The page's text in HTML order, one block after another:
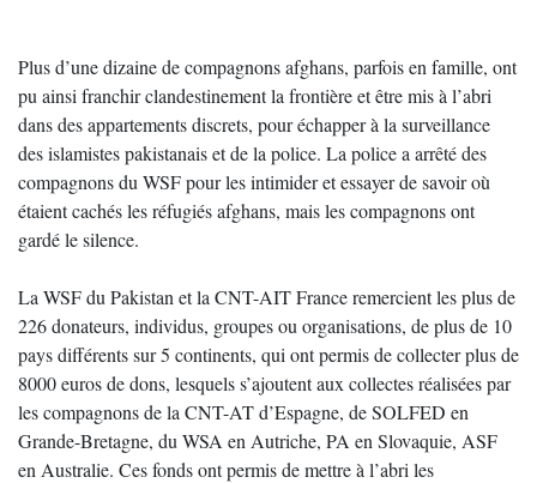
Plus d’une dizaine de compagnons afghans, parfois en famille, ont
pu ainsi franchir clandestinement la frontière et être mis à l’abri
dans des appartements discrets, pour échapper à la surveillance
des islamistes pakistanais et de la police. La police a arrêté des
compagnons du WSF pour les intimider et essayer de savoir où
étaient cachés les réfugiés afghans, mais les compagnons ont
gardé le silence.
La WSF du Pakistan et la CNT-AIT France remercient les plus de
226 donateurs, individus, groupes ou organisations, de plus de 10
pays différents sur 5 continents, qui ont permis de collecter plus de
8000 euros de dons, lesquels s’ajoutent aux collectes réalisées par
les compagnons de la CNT-AT d’Espagne, de SOLFED en
Grande-Bretagne, du WSA en Autriche, PA en Slovaquie, ASF
en Australie. Ces fonds ont permis de mettre à l’abri les